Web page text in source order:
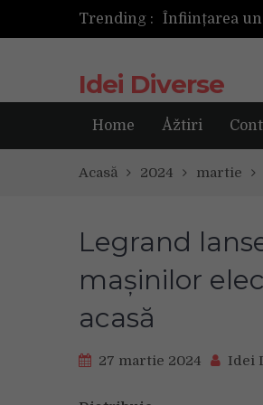
Trending :
Următoarea
Idei Diverse
Home Åžtiri
Acasă 2024 martie
Legrand
mașinilor
acasă
27 martie 2024 Idei